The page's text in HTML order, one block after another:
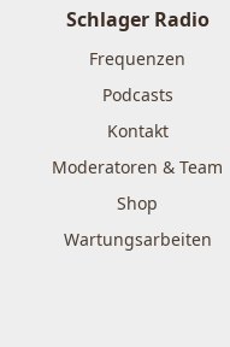
Schlager Radio
Frequenzen
Podcasts
Kontakt
Moderatoren & Team
Shop
Wartungsarbeiten